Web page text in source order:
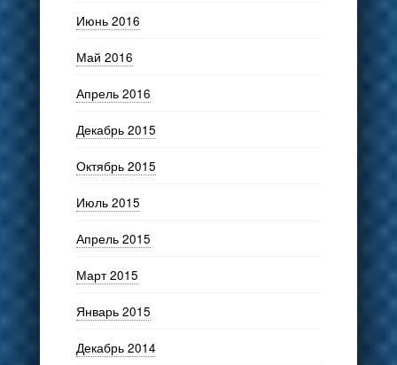
Июнь 2016
Май 2016
Апрель 2016
Декабрь 2015
Октябрь 2015
Июль 2015
Апрель 2015
Март 2015
Январь 2015
Декабрь 2014